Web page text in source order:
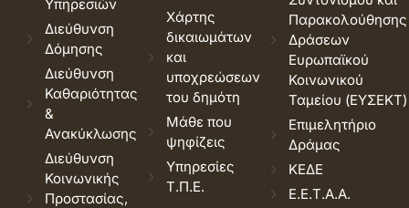
Υπηρεσιών
Διεύθυνση
Δόμησης
Διεύθυνση
Καθαριότητας
&
Ανακύκλωσης
Διεύθυνση
Κοινωνικής
Προστασίας,
Χάρτης
δικαιωμάτων
και
υποχρεώσεων
του δημότη
Μάθε που
ψηφίζεις
Υπηρεσίες
Τ.Π.Ε.
Παρακολούθησης
Δράσεων
Ευρωπαϊκού
Κοινωνικού
Ταμείου (ΕΥΣΕΚΤ)
Επιμελητήριο
Δράμας
ΚΕΔΕ
Ε.Ε.Τ.Α.Α.